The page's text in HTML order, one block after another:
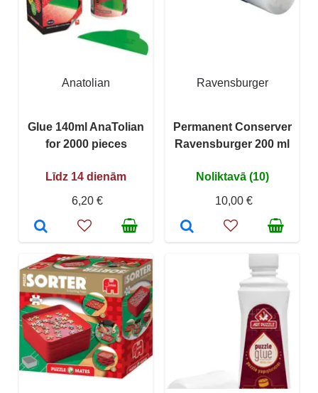
Anatolian
Glue 140ml AnaTolian
for 2000 pieces
Līdz 14 dienām
6,20 €
Ravensburger
Permanent Conserver
Ravensburger 200 ml
Noliktavā (10)
10,00 €